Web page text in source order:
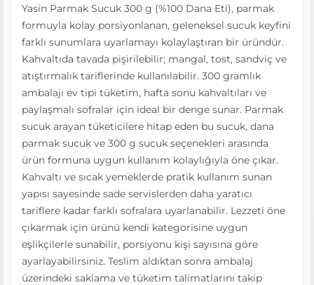
Yasin Parmak Sucuk 300 g (%100 Dana Eti), parmak
formuyla kolay porsiyonlanan, geleneksel sucuk keyfini
farklı sunumlara uyarlamayı kolaylaştıran bir üründür.
Kahvaltıda tavada pişirilebilir; mangal, tost, sandviç ve
atıştırmalık tariflerinde kullanılabilir. 300 gramlık
ambalajı ev tipi tüketim, hafta sonu kahvaltıları ve
paylaşmalı sofralar için ideal bir denge sunar. Parmak
sucuk arayan tüketicilere hitap eden bu sucuk, dana
parmak sucuk ve 300 g sucuk seçenekleri arasında
ürün formuna uygun kullanım kolaylığıyla öne çıkar.
Kahvaltı ve sıcak yemeklerde pratik kullanım sunan
yapısı sayesinde sade servislerden daha yaratıcı
tariflere kadar farklı sofralara uyarlanabilir. Lezzeti öne
çıkarmak için ürünü kendi kategorisine uygun
eşlikçilerle sunabilir, porsiyonu kişi sayısına göre
ayarlayabilirsiniz. Teslim aldıktan sonra ambalaj
üzerindeki saklama ve tüketim talimatlarını takip